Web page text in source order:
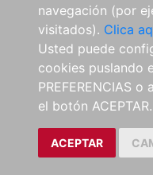
navegación (por
visitados). Clica
Usted puede
cookies puslando
PREFERENCIAS
el botón ACEPTAR.
ACEPTAR